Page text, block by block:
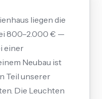
liegen die
800–2.000 € —
einer
Neubau ist
Teil unserer
Die Leuchten